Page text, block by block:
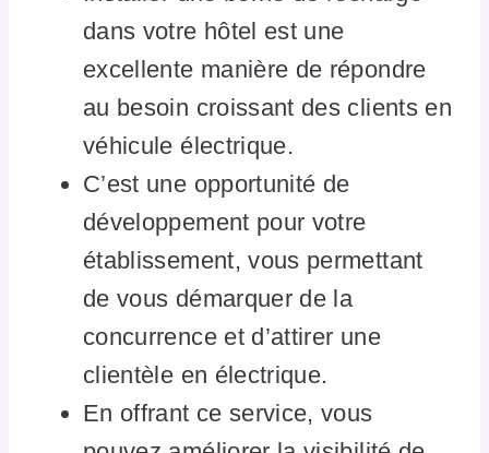
dans votre hôtel est une
excellente manière de répondre
au besoin croissant des clients en
véhicule électrique.
C’est une opportunité de
développement pour votre
établissement, vous permettant
de vous démarquer de la
concurrence et d’attirer une
clientèle en électrique.
En offrant ce service, vous